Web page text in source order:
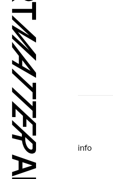
info